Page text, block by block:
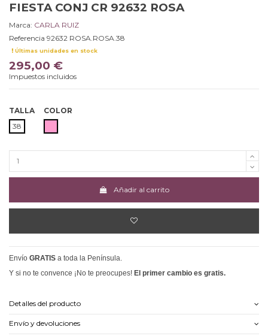
FIESTA CONJ CR 92632 ROSA
Marca: CARLA RUIZ
Referencia 92632 ROSA.ROSA.38
Últimas unidades en stock
295,00 €
Impuestos incluidos
TALLA
38
COLOR
Añadir al carrito
Envío GRATIS a toda la Península.
Y si no te convence ¡No te preocupes! El primer cambio es gratis.
Detalles del producto
Envío y devoluciones